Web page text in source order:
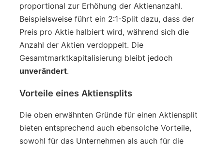
proportional zur Erhöhung der Aktienanzahl.
Beispielsweise führt ein 2:1-Split dazu, dass der
Preis pro Aktie halbiert wird, während sich die
Anzahl der Aktien verdoppelt. Die
Gesamtmarktkapitalisierung bleibt jedoch
unverändert.
Vorteile eines Aktiensplits
Die oben erwähnten Gründe für einen Aktiensplit
bieten entsprechend auch ebensolche Vorteile,
sowohl für das Unternehmen als auch für die